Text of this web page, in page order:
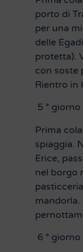
porto di
per una
delle
protetta).
con soste
Rientro in
5 ° giorno
Prima
spiaggia.
Erice,
nel borgo
mandorla.
6 ° giorno